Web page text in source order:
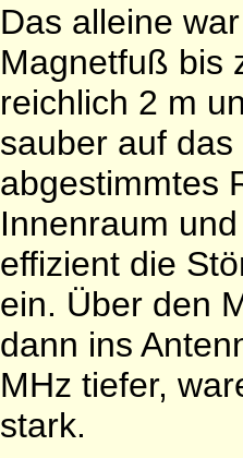
Das alleine
Magnetfuß bis
reichlich 2 m
sauber auf
abgestimmtes
Innenraum
effizient die
ein. Über den
dann ins
MHz tiefer,
stark.